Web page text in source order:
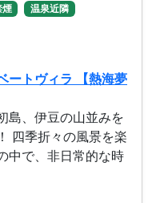
温泉近隣
ートヴィラ 【熱海夢
島、伊豆の山並みを
四季折々の風景を楽
中で、非日常的な時